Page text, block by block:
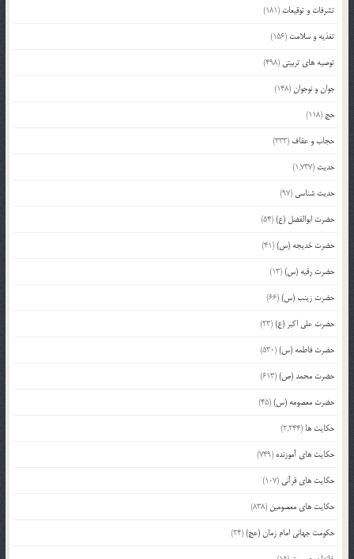
تشرفات و توقیعات (181)
تغذیه و سلامت (156)
توصیه های تربیتی (498)
جوان و نوجوان(148)
حج (118)
حجاب و عفاف (333)
حدیث (1,737)
حدیث شناسی (97)
حضرت ابوالفضل (ع)(54)
حضرت خدیجه (س)(41)
حضرت رقیه (س)(13)
حضرت زینب (س)(66)
حضرت علی اکبر (ع)(23)
حضرت فاطمه (س)(530)
حضرت محمد (ص)(613)
حضرت معصومه (س)(45)
حکایت ها (2,244)
حکایت های آموزنده (749)
حکایت های قرآنی (107)
حکایت های معصومین (838)
حکومت جهانی امام زمان (عج)(24)